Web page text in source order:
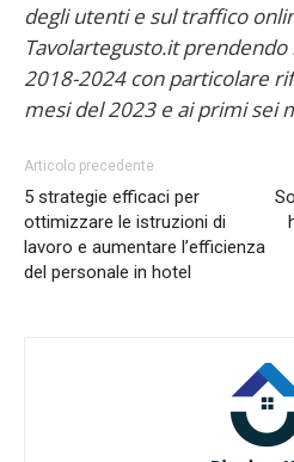
degli utenti e sul traffico
Tavolartegusto.it
2018-2024 con particolare
mesi del 2023 e ai primi sei
Articolo precedente
5 strategie efficaci per
ottimizzare le istruzioni di
lavoro e aumentare l’efficienza
del personale in hotel